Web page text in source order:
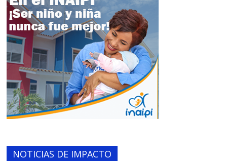
NOTICIAS DE IMPACTO